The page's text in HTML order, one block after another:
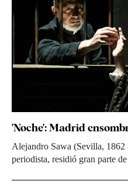
'Noche': Madrid
Alejandro Sawa (Sevilla,
periodista, residió gran parte